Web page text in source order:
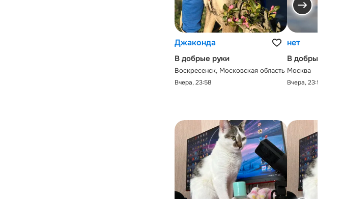
Джаконда
В добрые руки
Воскресенск, Московская область
Вчера, 23:58
нет
В добрые руки
Москва
Вчера, 23:58